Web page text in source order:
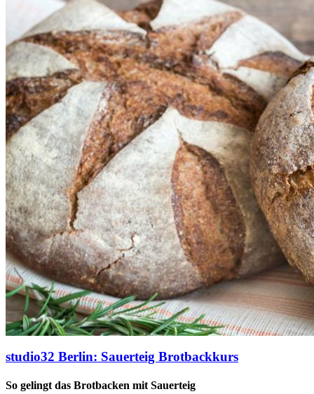
studio32 Berlin: Sauerteig Brotbackkurs
So gelingt das Brotbacken mit Sauerteig